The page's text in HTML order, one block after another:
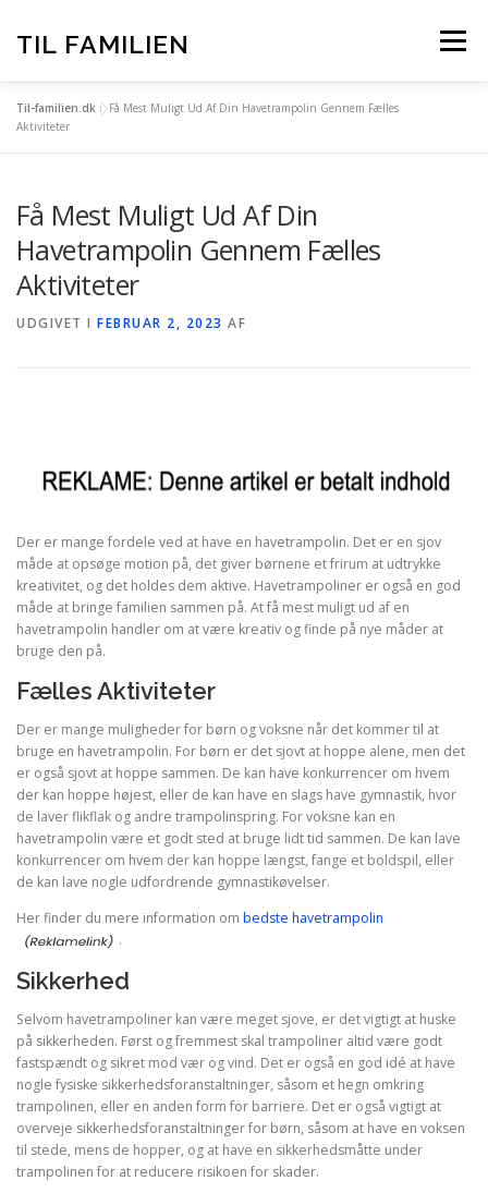
indhold
TIL FAMILIEN Menu
FORSIDE
TIL-FAMILIEN.DK – BAG OM
Til-familien.dk »Få Mest Muligt Ud Af Din Havetrampolin Gennem Fælles
Aktiviteter
Få Mest Muligt Ud Af Din
Havetrampolin Gennem Fælles
Aktiviteter
UDGIVET I FEBRUAR 2, 2023 AF
Der er mange fordele ved at have en havetrampolin. Det er en sjov
måde at opsøge motion på, det giver børnene et frirum at udtrykke
kreativitet, og det holdes dem aktive. Havetrampoliner er også en god
måde at bringe familien sammen på. At få mest muligt ud af en
havetrampolin handler om at være kreativ og finde på nye måder at
bruge den på.
Fælles Aktiviteter
Der er mange muligheder for børn og voksne når det kommer til at
bruge en havetrampolin. For børn er det sjovt at hoppe alene, men det
er også sjovt at hoppe sammen. De kan have konkurrencer om hvem
der kan hoppe højest, eller de kan have en slags have gymnastik, hvor
de laver flikflak og andre trampolinspring. For voksne kan en
havetrampolin være et godt sted at bruge lidt tid sammen. De kan lave
konkurrencer om hvem der kan hoppe længst, fange et boldspil, eller
de kan lave nogle udfordrende gymnastikøvelser.
Her finder du mere information om bedste havetrampolin
.
Sikkerhed
Selvom havetrampoliner kan være meget sjove, er det vigtigt at huske
på sikkerheden. Først og fremmest skal trampoliner altid være godt
fastspændt og sikret mod vær og vind. Det er også en god idé at have
nogle fysiske sikkerhedsforanstaltninger, såsom et hegn omkring
trampolinen, eller en anden form for barriere. Det er også vigtigt at
overveje sikkerhedsforanstaltninger for børn, såsom at have en voksen
til stede, mens de hopper, og at have en sikkerhedsmåtte under
trampolinen for at reducere risikoen for skader.